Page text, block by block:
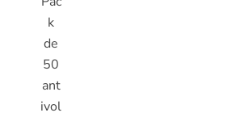
k
de
50
ant
ivol